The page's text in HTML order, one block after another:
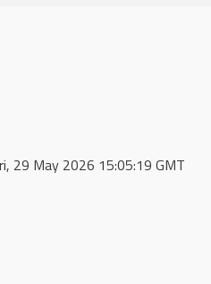
29 May 2026 15:05:19 GMT